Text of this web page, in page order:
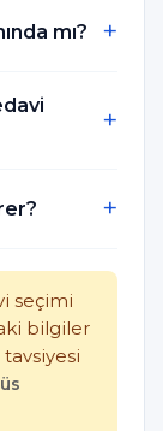
mı?
seçimi
bilgiler